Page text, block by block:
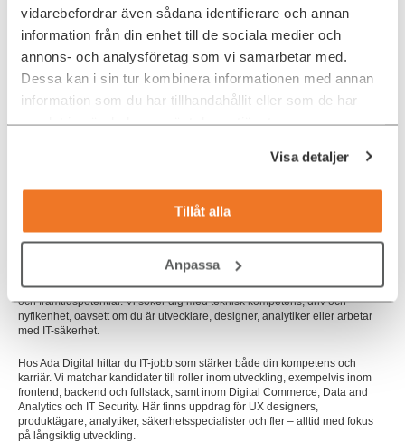
vidarebefordrar även sådana identifierare och annan
information från din enhet till de sociala medier och
annons- och analysföretag som vi samarbetar med.
Dessa kan i sin tur kombinera informationen med annan
information som du har tillhandahållit eller som de har
samlat in när du har använt deras tjänster.
Visa detaljer
Tillåt alla
Anpassa
Linköping är ett av Sveriges främsta teknikcentra med starka kopplingar till
Linköpings universitet, forskning och innovationsmiljöer. Här finns flera IT-
tunga arbetsgivare, såsom Saab och Sectra, samt aktörer inom flyg-,
fordon- och säkerhetsindustri. Dessutom växer stadens startup-scen och
konsultbransch snabbt, vilket skapar många vägar för dig att bygga en
långsiktig karriär inom IT.
smidiga kommunikationer, vilket gör det enkelt att ta sig till och från jobbet
Vi hjälper dig att hitta IT-jobb inom offentlig sektor, teknikföretag eller
Vi tror på potential
Ada Digital, inspirerat avAda Lovelace, rekryterar med fokus på mångfald
och framtidspotential. Vi söker dig med teknisk kompetens, driv och
nyfikenhet, oavsett om du är utvecklare, designer, analytiker eller arbetar
med IT-säkerhet.
Hos Ada Digital hittar du IT-jobb som stärker både din kompetens och
karriär. Vi matchar kandidater till roller inom utveckling, exempelvis inom
frontend, backend och fullstack, samt inom Digital Commerce, Data and
Analytics och IT Security. Här finns uppdrag för UX designers,
produktägare, analytiker, säkerhetsspecialister och fler – alltid med fokus
på långsiktig utveckling.